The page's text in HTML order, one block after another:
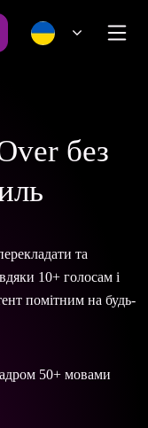
без
та
10+ голосам і
помітним на будь-
50+ мовами